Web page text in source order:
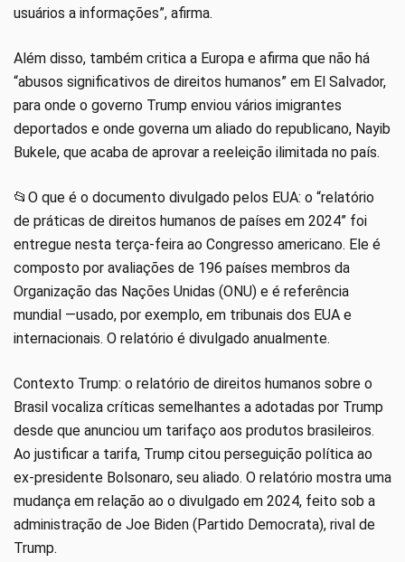
usuários a informações”, afirma.
Além disso, também critica a Europa e afirma que não há
“abusos significativos de direitos humanos” em El Salvador,
para onde o governo Trump enviou vários imigrantes
deportados e onde governa um aliado do republicano, Nayib
Bukele, que acaba de aprovar a reeleição ilimitada no país.
📂O que é o documento divulgado pelos EUA: o “relatório
de práticas de direitos humanos de países em 2024” foi
entregue nesta terça-feira ao Congresso americano. Ele é
composto por avaliações de 196 países membros da
Organização das Nações Unidas (ONU) e é referência
mundial —usado, por exemplo, em tribunais dos EUA e
internacionais. O relatório é divulgado anualmente.
Contexto Trump: o relatório de direitos humanos sobre o
Brasil vocaliza críticas semelhantes a adotadas por Trump
desde que anunciou um tarifaço aos produtos brasileiros.
Ao justificar a tarifa, Trump citou perseguição política ao
ex-presidente Bolsonaro, seu aliado. O relatório mostra uma
mudança em relação ao o divulgado em 2024, feito sob a
administração de Joe Biden (Partido Democrata), rival de
Trump.